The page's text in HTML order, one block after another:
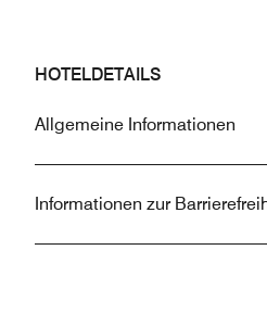
HOTELDETAILS
Allgemeine Informationen
Informationen zur